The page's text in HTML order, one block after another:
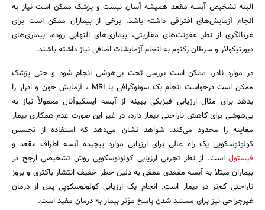
جستجو
البته تشخیص آبسه مقعد همیشه آسان نیست و پزشک ممکن است نیاز به
انجام آزمایش‌های افتراقی داشته باشد. برخی از بیماران ممکن است برای
غربالگری از نظر عفونت‌های مقاربتی، بیماری‌های التهابی روده، بیماری‌های
دیورتیکولار و سرطان رکتوم به انجام آزمایشات اضافی نیاز داشته باشند.
در موارد نادر، ممکن است بررسی تحت بی‌هوشی انجام شود و حتی پزشک
ممکن است درخواست انجام یک سونوگرافی یا MRI ، آزمایش خون و ادرار را
بدهد برای مثال ارزیابی فیزیکی بهینه از آبسه ایسکیوآنال معمولاً نیاز به
بی‌هوشی برای کاهش ناراحتی بیمار دارد، در غیر این صورت عدم همکاری بیمار
معاینه را محدود می‌کند. شواهد نشان می‌دهد که استفاده از تجسس
کولونوسکوپی یک راه عالی برای ارزیابی موارد پیچیده آبسه اطراف مقعد و
فیستول است. از نظر تجربی ارزیابی کولونوسکوپی روش تشخیصی ارجح در
بیماران مبتلا به آبسه مقعدی عمقی به دلیل خطر خفیف انتشار باکتری و بروز
ناراحتی کم‌تر در بیمار است. انجام یک ارزیابی کولونوسکوپی پس از درمان
غیرجراحی نیز برای مستند شدن پاسخ مؤثر بیمار به درمان مفید است.